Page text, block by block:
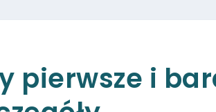
pierwsze i